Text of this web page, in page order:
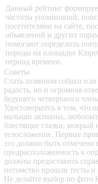
Данный рейтинг
частоты упоминаний,
посетителями на сайте,
объявлений и других
помогают определить
породы на площадке
период времени.
Советы
Стать хозяином собаки
радость, но и огромная
будущего четвероного
Удостоверьтесь в том, что
малыши активны,
блестящие глазки, мокрый
телосложение. Первые
это должно быть отмечено
предрасположенность к
должны предоставить
потомство прошли тесты
Не делайте выбор по фото